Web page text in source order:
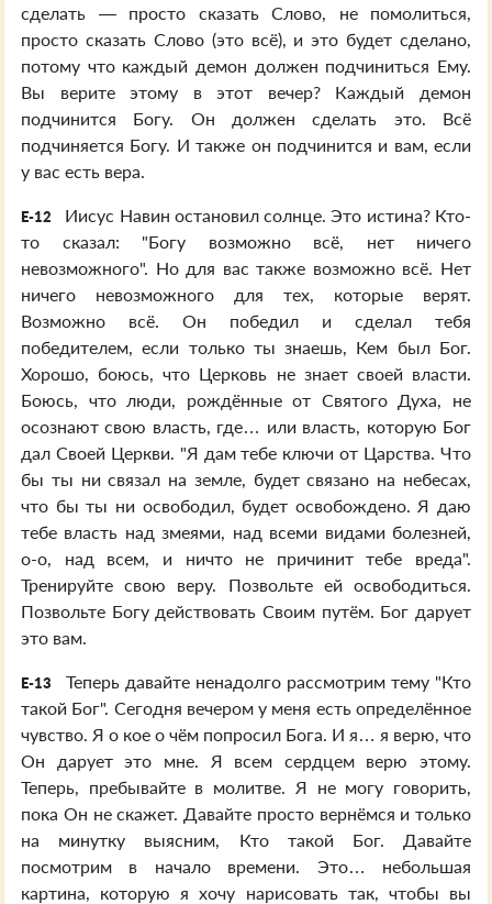
сделать — просто сказать Слово, не помолиться,
просто сказать Слово (это всё), и это будет сделано,
потому что каждый демон должен подчиниться Ему.
Вы верите этому в этот вечер? Каждый демон
подчинится Богу. Он должен сделать это. Всё
подчиняется Богу. И также он подчинится и вам, если
у вас есть вера.
E-12
Иисус Навин остановил солнце. Это истина? Кто-
то сказал: "Богу возможно всё, нет ничего
невозможного". Но для вас также возможно всё. Нет
ничего невозможного для тех, которые верят.
Возможно всё. Он победил и сделал тебя
победителем, если только ты знаешь, Кем был Бог.
Хорошо, боюсь, что Церковь не знает своей власти.
Боюсь, что люди, рождённые от Святого Духа, не
осознают свою власть, где… или власть, которую Бог
дал Своей Церкви. "Я дам тебе ключи от Царства. Что
бы ты ни связал на земле, будет связано на небесах,
что бы ты ни освободил, будет освобождено. Я даю
тебе власть над змеями, над всеми видами болезней,
о-о, над всем, и ничто не причинит тебе вреда".
Тренируйте свою веру. Позвольте ей освободиться.
Позвольте Богу действовать Своим путём. Бог дарует
это вам.
E-13
Теперь давайте ненадолго рассмотрим тему "Кто
такой Бог". Сегодня вечером у меня есть определённое
чувство. Я о кое о чём попросил Бога. И я… я верю, что
Он дарует это мне. Я всем сердцем верю этому.
Теперь, пребывайте в молитве. Я не могу говорить,
пока Он не скажет. Давайте просто вернёмся и только
на минутку выясним, Кто такой Бог. Давайте
посмотрим в начало времени. Это… небольшая
картина, которую я хочу нарисовать так, чтобы вы